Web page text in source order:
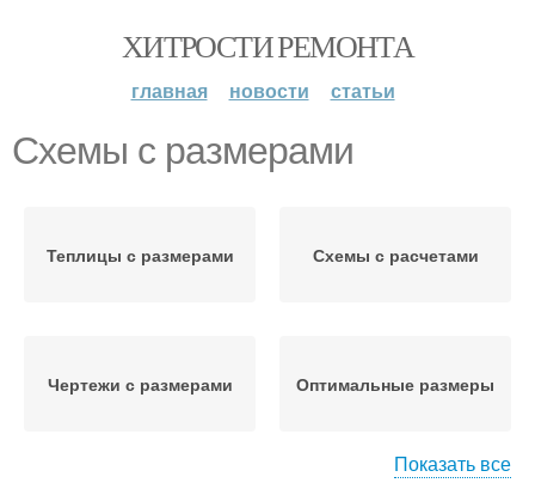
ХИТРОСТИ РЕМОНТА
главная новости статьи
Схемы с размерами
Теплицы с размерами Схемы с расчетами
Чертежи с размерами Оптимальные размеры
Показать все